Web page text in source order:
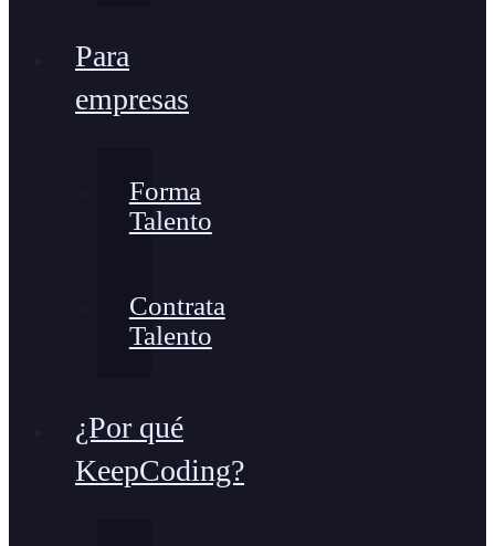
Para
empresas
Forma
Talento
Contrata
Talento
¿Por qué
KeepCoding?